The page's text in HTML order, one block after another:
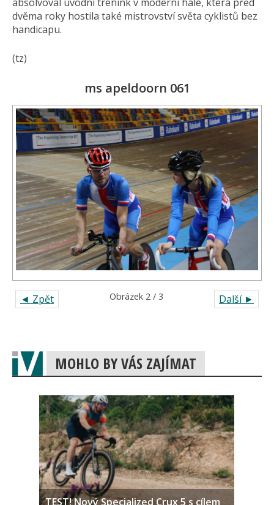
dvěma roky hostila také mistrovství světa cyklistů bez
handicapu.
(tz)
ms apeldoorn 061
◄ Zpět Další ►
Obrázek 2 / 3
MOHLO BY VÁS ZAJÍMAT
TEST! Nový Specialized Crux 5 s cílem